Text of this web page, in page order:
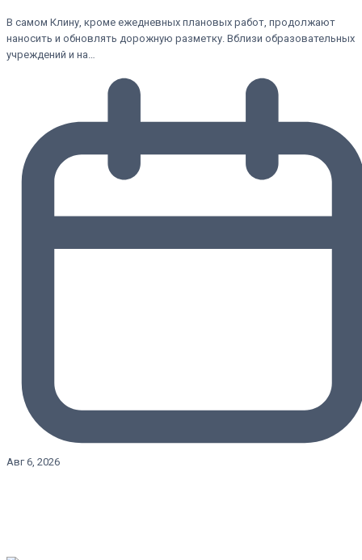
В самом Клину, кроме ежедневных плановых работ, продолжают
наносить и обновлять дорожную разметку. Вблизи образовательных
учреждений и на…
Авг 6, 2026